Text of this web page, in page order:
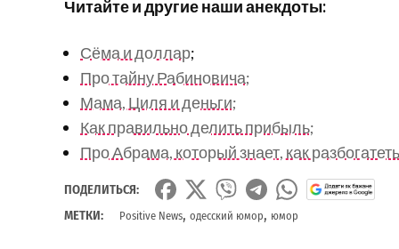
Читайте и другие наши анекдоты:
Сёма и доллар;
Про тайну Рабиновича;
Мама, Циля и деньги;
Как правильно делить прибыль;
Про Абрама, который знает, как разбогатеть
ПОДЕЛИТЬСЯ:
МЕТКИ:
Positive News, одесский юмор, юмор